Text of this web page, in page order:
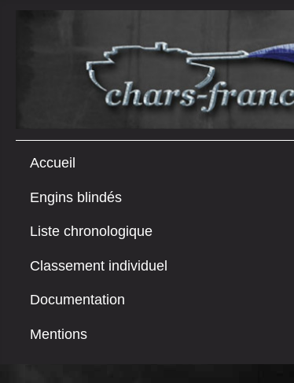
Accueil
Engins blindés
Liste chronologique
Classement individuel
Documentation
Mentions